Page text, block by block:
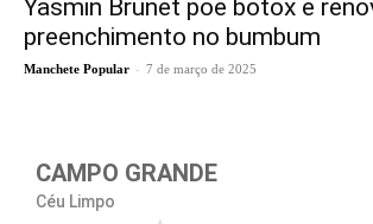
Yasmin Brunet põe botox e
preenchimento no bumbum
Manchete Popular - 7 de março de 2025
CAMPO GRANDE
Céu Limpo